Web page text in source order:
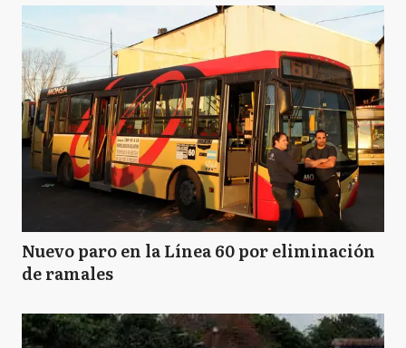
Nuevo paro en la Línea 60 por eliminación
de ramales